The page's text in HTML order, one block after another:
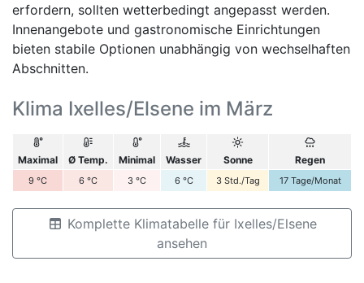
erfordern, sollten wetterbedingt angepasst werden.
Innenangebote und gastronomische Einrichtungen
bieten stabile Optionen unabhängig von wechselhaften
Abschnitten.
Klima Ixelles/Elsene im März
Maximal Ø Temp. Minimal Wasser Sonne Regen
9 °C 6 °C 3 °C 6 °C 3 Std./Tag 17 Tage/Monat
Komplette Klimatabelle für Ixelles/Elsene
ansehen